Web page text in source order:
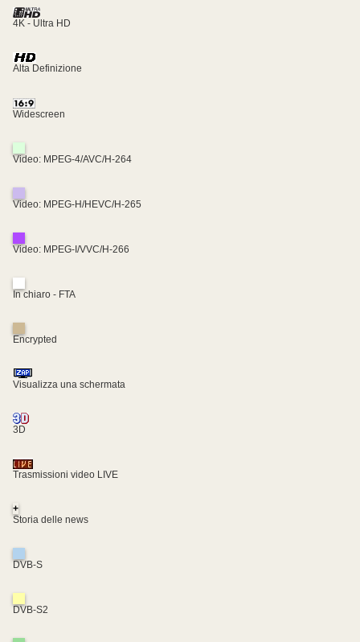
4K - Ultra HD
Alta Definizione
Widescreen
Video: MPEG-4/AVC/H-264
Video: MPEG-H/HEVC/H-265
Video: MPEG-I/VVC/H-266
In chiaro - FTA
Encrypted
Visualizza una schermata
3D
Trasmissioni video LIVE
+
Storia delle news
DVB-S
DVB-S2